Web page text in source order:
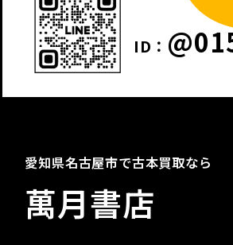
ID：
愛知県名古屋市で古本買取なら
萬月書店